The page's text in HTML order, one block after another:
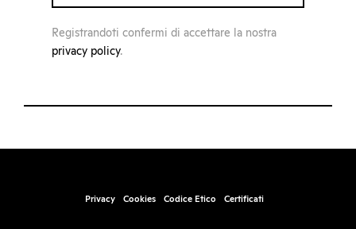
Registrandoti confermi di accettare la nostra
privacy policy.
Privacy Cookies Codice Etico Certificati